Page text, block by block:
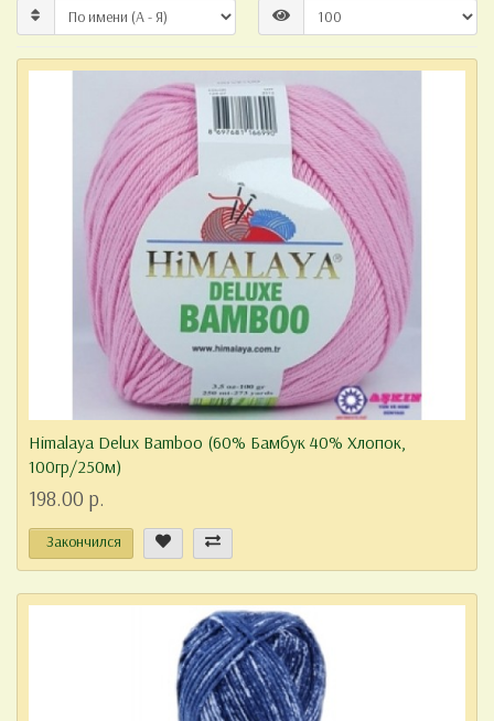
Himalaya Delux Bamboo (60% Бамбук 40% Хлопок,
100гр/250м)
198.00 р.
Закончился